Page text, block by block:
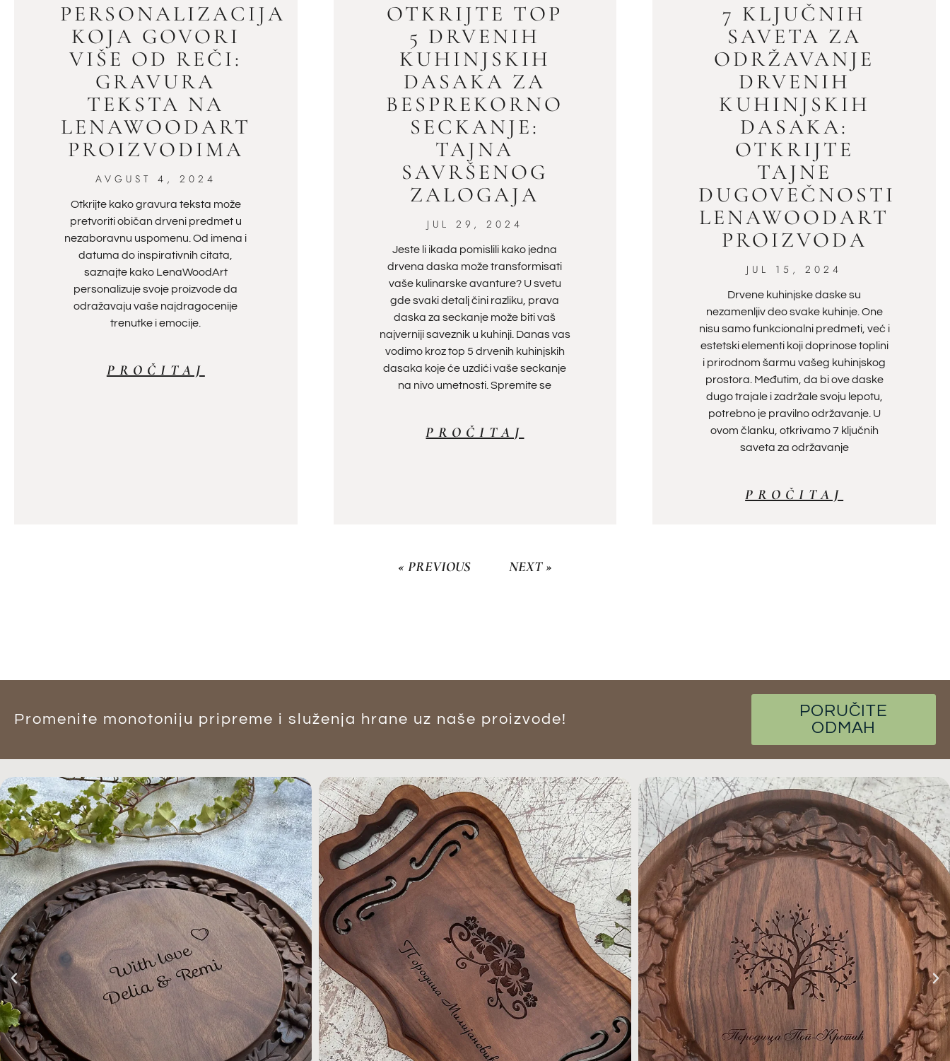
PERSONALIZACIJA
KOJA GOVORI
VIŠE OD REČI:
GRAVURA
TEKSTA NA
LENAWOODART
PROIZVODIMA
AVGUST 4, 2024
Otkrijte kako gravura teksta može
pretvoriti običan drveni predmet u
nezaboravnu uspomenu. Od imena i
datuma do inspirativnih citata,
saznajte kako LenaWoodArt
personalizuje svoje proizvode da
odražavaju vaše najdragocenije
trenutke i emocije.
PROČITAJ
OTKRIJTE TOP
5 DRVENIH
KUHINJSKIH
DASAKA ZA
BESPREKORNO
SECKANJE:
TAJNA
SAVRŠENOG
ZALOGAJA
JUL 29, 2024
Jeste li ikada pomislili kako jedna
drvena daska može transformisati
vaše kulinarske avanture? U svetu
gde svaki detalj čini razliku, prava
daska za seckanje može biti vaš
najverniji saveznik u kuhinji. Danas vas
vodimo kroz top 5 drvenih kuhinjskih
dasaka koje će uzdići vaše seckanje
na nivo umetnosti. Spremite se
PROČITAJ
7 KLJUČNIH
SAVETA ZA
ODRŽAVANJE
DRVENIH
KUHINJSKIH
DASAKA:
OTKRIJTE
TAJNE
DUGOVEČNOSTI
LENAWOODART
PROIZVODA
JUL 15, 2024
Drvene kuhinjske daske su
nezamenljiv deo svake kuhinje. One
nisu samo funkcionalni predmeti, već i
estetski elementi koji doprinose toplini
i prirodnom šarmu vašeg kuhinjskog
prostora. Međutim, da bi ove daske
dugo trajale i zadržale svoju lepotu,
potrebno je pravilno održavanje. U
ovom članku, otkrivamo 7 ključnih
saveta za održavanje
PROČITAJ
« PREVIOUS NEXT »
Promenite monotoniju pripreme i služenja hrane uz naše proizvode​!
PORUČITE
ODMAH